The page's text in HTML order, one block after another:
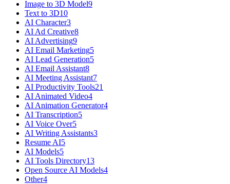
Image to 3D Model9
Text to 3D10
AI Character3
AI Ad Creative8
AI Advertising9
AI Email Marketing5
AI Lead Generation5
AI Email Assistant8
AI Meeting Assistant7
AI Productivity Tools21
AI Animated Video4
AI Animation Generator4
AI Transcription5
AI Voice Over5
AI Writing Assistants3
Resume AI5
AI Models5
AI Tools Directory13
Open Source AI Models4
Other4